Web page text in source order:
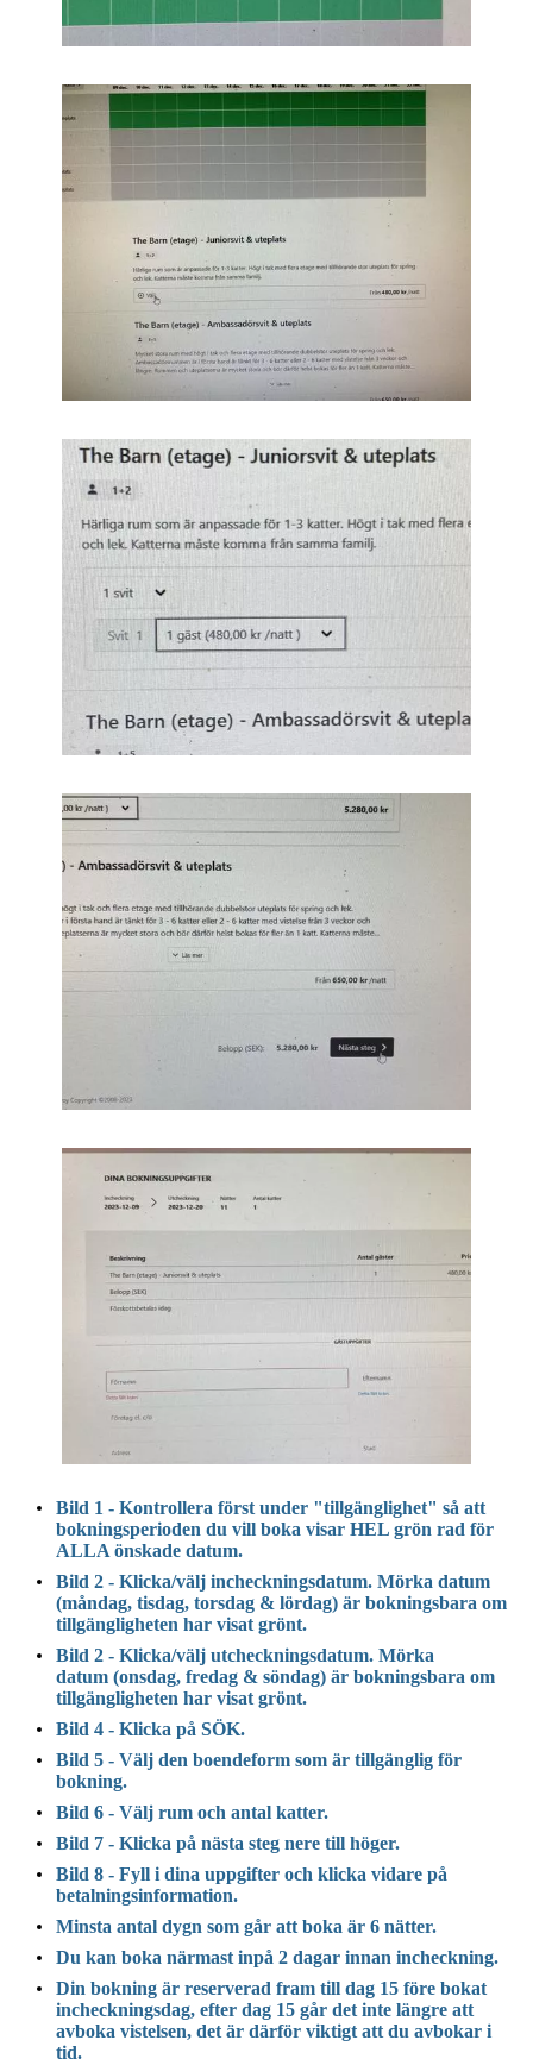
Bild 1 - Kontrollera först under "tillgänglighet" så att
bokningsperioden du vill boka visar HEL grön rad för
ALLA önskade datum.
Bild 2 - Klicka/välj incheckningsdatum. Mörka datum
(måndag, tisdag, torsdag & lördag) är bokningsbara om
tillgängligheten har visat grönt.
Bild 2 - Klicka/välj utcheckningsdatum. Mörka
datum (onsdag, fredag & söndag) är bokningsbara om
tillgängligheten har visat grönt.
Bild 4 - Klicka på SÖK.
Bild 5 - Välj den boendeform som är tillgänglig för
bokning.
Bild 6 - Välj rum och antal katter.
Bild 7 - Klicka på nästa steg nere till höger.
Bild 8 - Fyll i dina uppgifter och klicka vidare på
betalningsinformation.
Minsta antal dygn som går att boka är 6 nätter.
Du kan boka närmast inpå 2 dagar innan incheckning.
Din bokning är reserverad fram till dag 15 före bokat
incheckningsdag, efter dag 15 går det inte längre att
avboka vistelsen, det är därför viktigt att du avbokar i
tid.